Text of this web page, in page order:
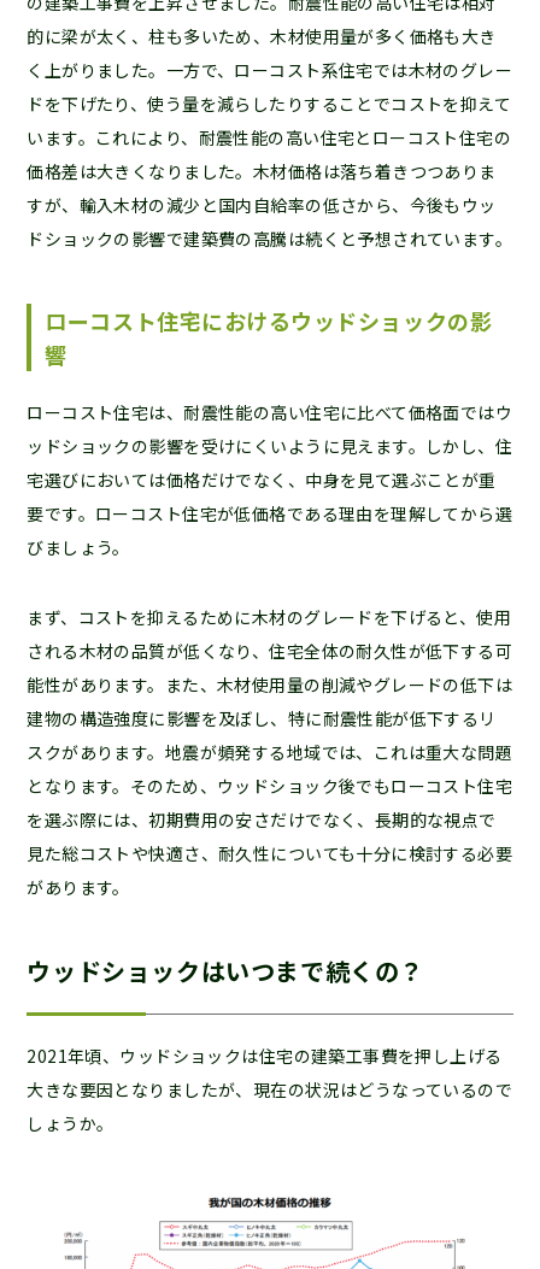
的に梁が太く、柱も多いため、木材使用量が多く価格も大き
く上がりました。一方で、ローコスト系住宅では木材のグレー
ドを下げたり、使う量を減らしたりすることでコストを抑えて
います。これにより、耐震性能の高い住宅とローコスト住宅の
価格差は大きくなりました。木材価格は落ち着きつつありま
すが、輸入木材の減少と国内自給率の低さから、今後もウッ
ドショックの影響で建築費の高騰は続くと予想されています。
ローコスト住宅におけるウッドショックの影
響
ローコスト住宅は、耐震性能の高い住宅に比べて価格面ではウ
ッドショックの影響を受けにくいように見えます。しかし、住
宅選びにおいては価格だけでなく、中身を見て選ぶことが重
要です。ローコスト住宅が低価格である理由を理解してから選
びましょう。
まず、コストを抑えるために木材のグレードを下げると、使用
される木材の品質が低くなり、住宅全体の耐久性が低下する可
能性があります。また、木材使用量の削減やグレードの低下は
建物の構造強度に影響を及ぼし、特に耐震性能が低下するリ
スクがあります。地震が頻発する地域では、これは重大な問題
となります。そのため、ウッドショック後でもローコスト住宅
を選ぶ際には、初期費用の安さだけでなく、長期的な視点で
見た総コストや快適さ、耐久性についても十分に検討する必要
があります。
ウッドショックはいつまで続くの？
2021年頃、ウッドショックは住宅の建築工事費を押し上げる
大きな要因となりましたが、現在の状況はどうなっているので
しょうか。